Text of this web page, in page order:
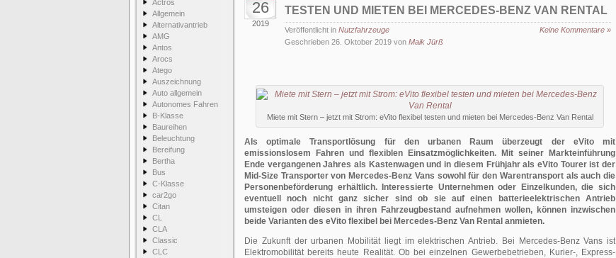
Actros
Allgemein
Alternativantrieb
AMG
Antos
Arocs
Atego
Auszeichnung
Auto allgemein
Autonomes Fahren
B-Klasse
Baureihen
Beleuchtung
Bereifung
Bertha
Bus
C-Klasse
car2go
Citan
CL
CLA
Classic
CLC
26
2019
TESTEN UND MIETEN BEI MERCEDES-BENZ VAN RENTAL
Veröffentlicht in Nutzfahrzeuge
Keine Kommentare »
Geschrieben 26. Oktober 2019 von Maik Jürß
Miete mit Stern – jetzt mit Strom: eVito flexibel testen und mieten bei Mercedes-Benz Van Rental
Als optimale Transportlösung für den urbanen Raum überzeugt der eVito mit
emissionslosem Fahren und flexiblen Einsatzmöglichkeiten. Mit seiner Markteinführung
Ende vergangenen Jahres als Kastenwagen und in diesem Frühjahr als eVito Tourer ist der
Mid-Size Transporter von Mercedes-Benz Vans sowohl für den Warentransport als auch die
Personenbeförderung erhältlich. Interessierte Unternehmen oder Einzelkunden, die sich
eventuell noch nicht ganz sicher sind ob sie auf einen batterieelektrischen Antrieb
umsteigen oder diesen in ihren Fahrzeugbestand aufnehmen wollen, können inzwischen
beide Varianten des eVito flexibel bei Mercedes-Benz Van Rental anmieten.
Die Zukunft der urbanen Mobilität liegt im elektrischen Antrieb. Bei Mercedes-Benz Vans ist
Elektromobilität bereits heute Realität. Ob bei einzelnen Gewerbebetrieben, Kurier-, Express-